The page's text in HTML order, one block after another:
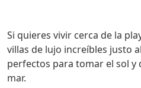
Si quieres vivir cerca de la playa, hay muchos áticos y
villas de lujo increíbles justo
perfectos para tomar el sol y
mar.